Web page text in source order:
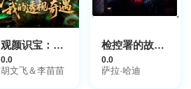
观颜识宝：我的透视奇遇
0.0
胡文飞＆李苗苗
检控署的故事第一季
0.0
萨拉·哈迪